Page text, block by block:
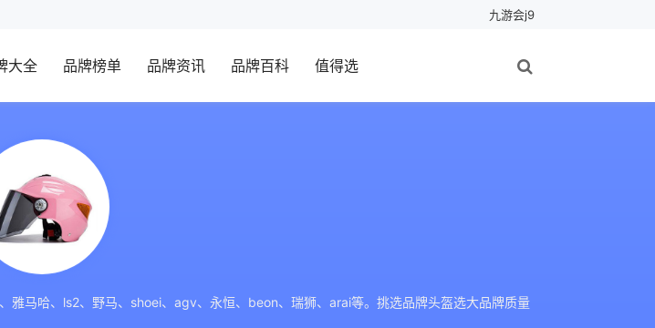
九游会j9
大全 品牌榜单 品牌资讯 品牌百科 值得选
马哈、ls2、野马、shoei、agv、永恒、beon、瑞狮、arai等。挑选品牌头盔选大品牌质量